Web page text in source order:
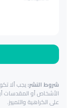
شروط النشر:يجب ألا
الأشخاص أو المقدسات
على الكراهية والتمييز.